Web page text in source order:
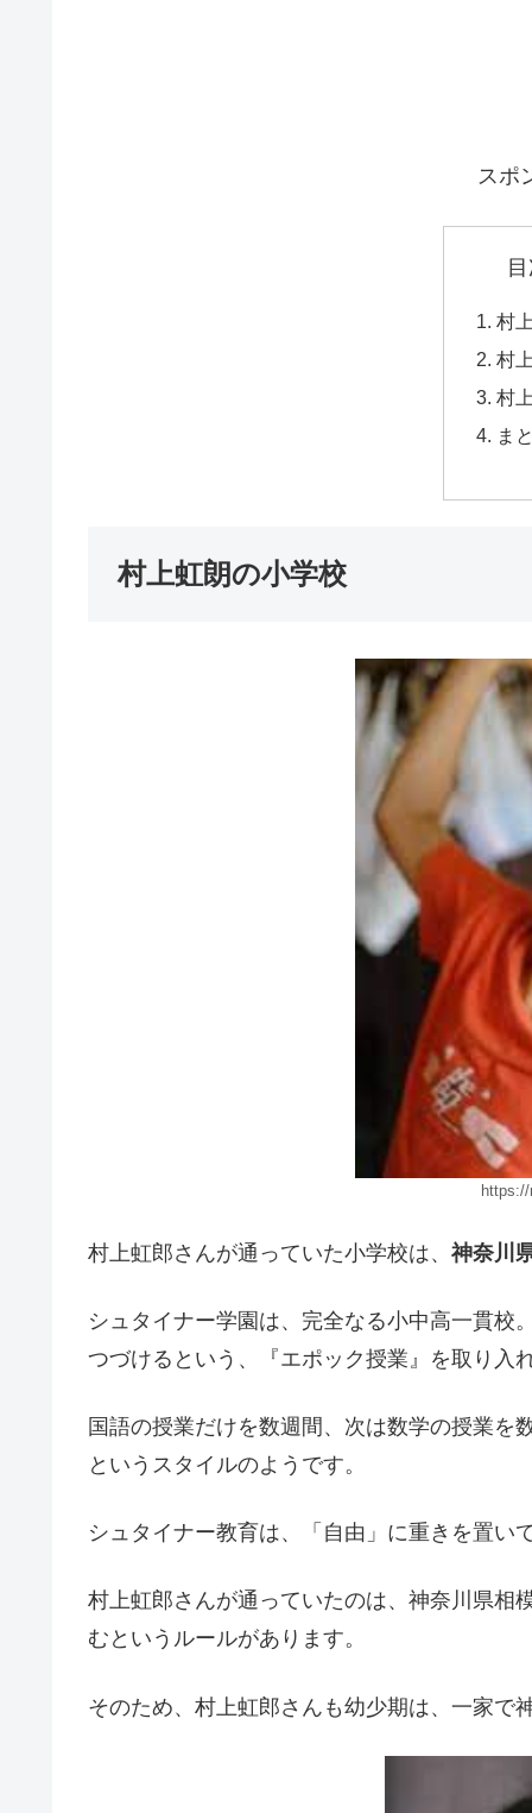
スポ
村
村
村
ま
村上虹朗の小学校
村上虹郎さんが通っていた小学校は、 神奈川
シュタイナー学園は、完全なる小中高一貫校
つづけるという、『エポック授業』を取り入
国語の授業だけを数週間、次は数学の授業を
というスタイルのようです。
シュタイナー教育は、「自由」に重きを置い
村上虹郎さんが通っていたのは、神奈川県相
むというルールがあります。
そのため、村上虹郎さんも幼少期は、一家で